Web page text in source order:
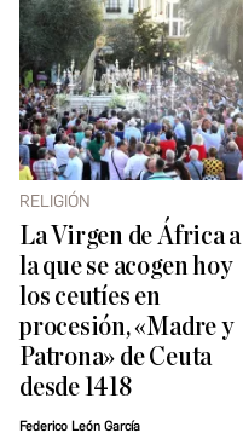
RELIGIÓN
La Virgen de África a
la que se acogen hoy
los ceutíes en
procesión, «Madre y
Patrona» de Ceuta
desde 1418
Federico León García